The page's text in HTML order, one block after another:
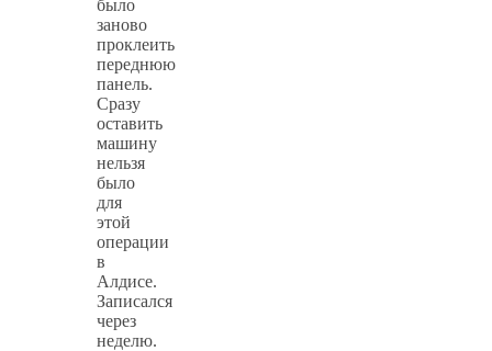
было
заново
проклеить
переднюю
панель.
Сразу
оставить
машину
нельзя
было
для
этой
операции
в
Алдисе.
Записался
через
неделю.